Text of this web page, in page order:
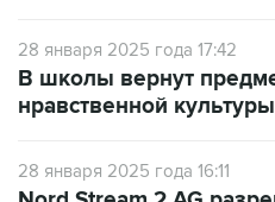
28 января 2025 года 17:42
В школы вернут
нравственной
28 января 2025 года 16:11